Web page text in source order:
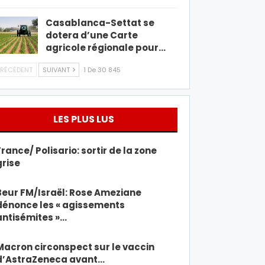
Casablanca-Settat se
dotera d’une Carte
agricole régionale pour…
SUIVANT 1 De 30 845
LES PLUS LUS
Polisario: sortir de la zone
FM/Israël: Rose Ameziane
les « agissements
»…
circonspect sur le vaccin
avant…